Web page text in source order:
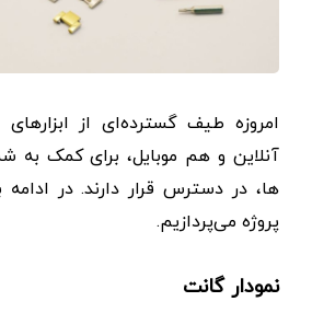
امروزه طیف گسترده‌ای از
آنلاین و هم موبایل، برای کمک به
ها، در دسترس قرار دارند. در ادامه
پروژه می‌پردازیم.
نمودار گانت